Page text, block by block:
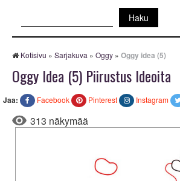
Kotisivu » Sarjakuva » Oggy » Oggy idea (5)
Oggy Idea (5) Piirustus Ideoita
Jaa: Facebook Pinterest Instagram
313 näkymää